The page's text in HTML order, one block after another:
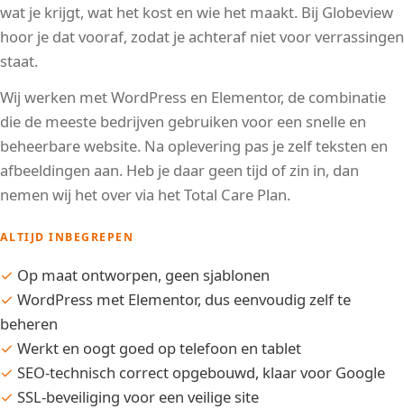
wat je krijgt, wat het kost en wie het maakt. Bij Globeview
hoor je dat vooraf, zodat je achteraf niet voor verrassingen
staat.
Wij werken met WordPress en Elementor, de combinatie
die de meeste bedrijven gebruiken voor een snelle en
beheerbare website. Na oplevering pas je zelf teksten en
afbeeldingen aan. Heb je daar geen tijd of zin in, dan
nemen wij het over via het Total Care Plan.
ALTIJD INBEGREPEN
✓ Op maat ontworpen, geen sjablonen
✓ WordPress met Elementor, dus eenvoudig zelf te
beheren
✓ Werkt en oogt goed op telefoon en tablet
✓ SEO-technisch correct opgebouwd, klaar voor Google
✓ SSL-beveiliging voor een veilige site